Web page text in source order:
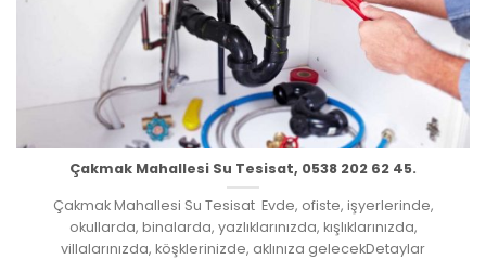
Çakmak Mahallesi Su Tesisat, 0538 202 62 45.
Çakmak Mahallesi Su Tesisat Evde, ofiste, işyerlerinde,
okullarda, binalarda, yazlıklarınızda, kışlıklarınızda,
villalarınızda, köşklerinizde, aklınıza gelecekDetaylar